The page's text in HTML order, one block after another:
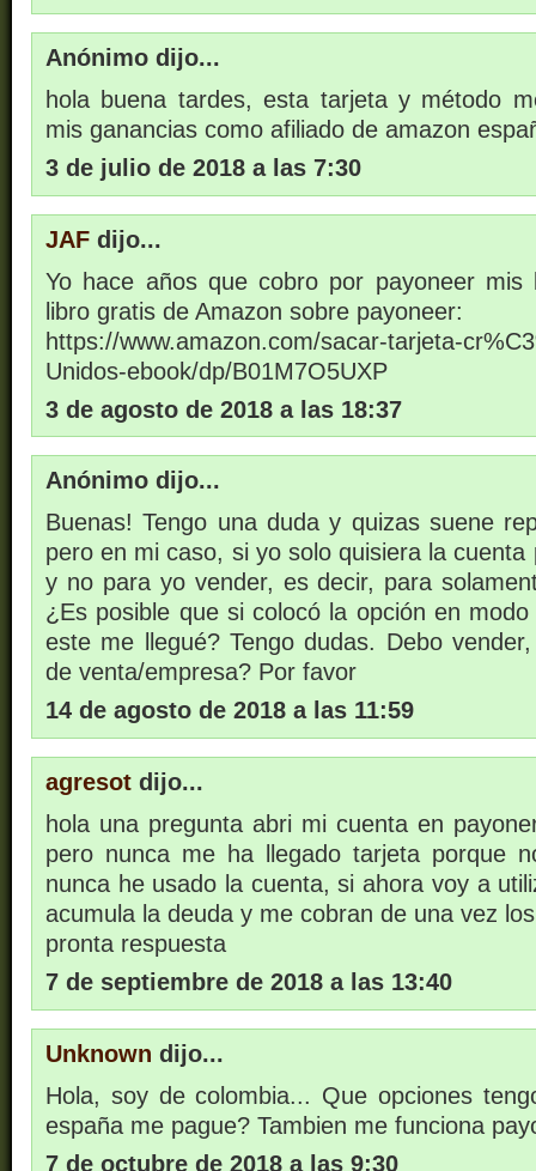
Anónimo dijo...
hola buena tardes, esta tarjeta y método
mis ganancias como afiliado de amazon
3 de julio de 2018 a las 7:30
JAF dijo...
Yo hace años que cobro por payoneer mis
libro gratis de Amazon sobre payoneer:
https://www.amazon.com/sacar-tarjeta-
Unidos-ebook/dp/B01M7O5UXP
3 de agosto de 2018 a las 18:37
Anónimo dijo...
Buenas! Tengo una duda y quizas suene
pero en mi caso, si yo solo quisiera la cuenta
y no para yo vender, es decir, para
¿Es posible que si colocó la opción en
este me llegué? Tengo dudas. Debo
de venta/empresa? Por favor
14 de agosto de 2018 a las 11:59
agresot dijo...
hola una pregunta abri mi cuenta en
pero nunca me ha llegado tarjeta porque
nunca he usado la cuenta, si ahora voy a
acumula la deuda y me cobran de una vez
pronta respuesta
7 de septiembre de 2018 a las 13:40
Unknown dijo...
Hola, soy de colombia... Que opciones
españa me pague? Tambien me funciona
7 de octubre de 2018 a las 9:30